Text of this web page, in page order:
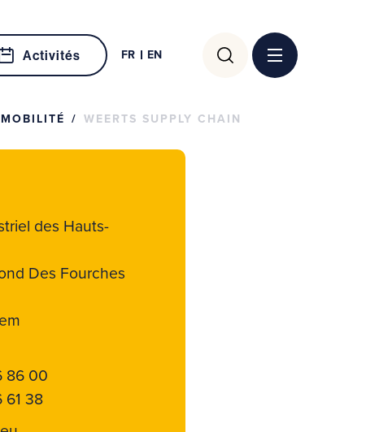
Activités FR EN
Rechercher :
WEERTS SUPPLY CHAIN
des Hauts-
Des Fourches
86 00
61 38